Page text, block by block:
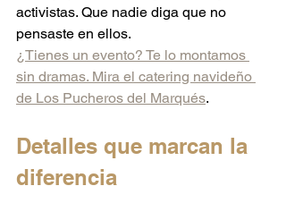
activistas. Que nadie diga que no
pensaste en ellos.
¿Tienes un evento? Te lo montamos
sin dramas. Mira el catering navideño
de Los Pucheros del Marqués.
Detalles que marcan la
diferencia